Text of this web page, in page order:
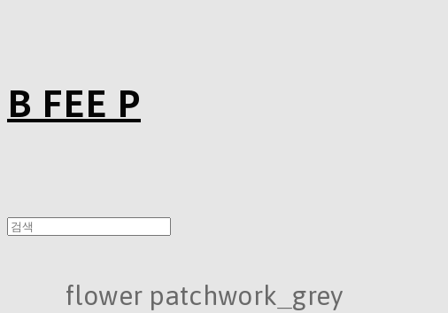
B FEE P
flower patchwork_grey